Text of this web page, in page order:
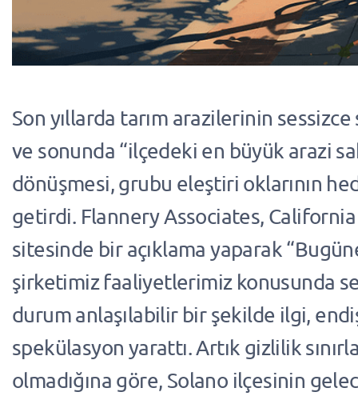
Son yıllarda tarım arazilerinin sessizce
ve sonunda “ilçedeki en büyük arazi
dönüşmesi, grubu eleştiri oklarının
getirdi. Flannery Associates,
sitesinde bir açıklama yaparak
şirketimiz faaliyetlerimiz konusunda
durum anlaşılabilir bir şekilde ilgi,
spekülasyon yarattı. Artık gizlilik
olmadığına göre, Solano ilçesinin